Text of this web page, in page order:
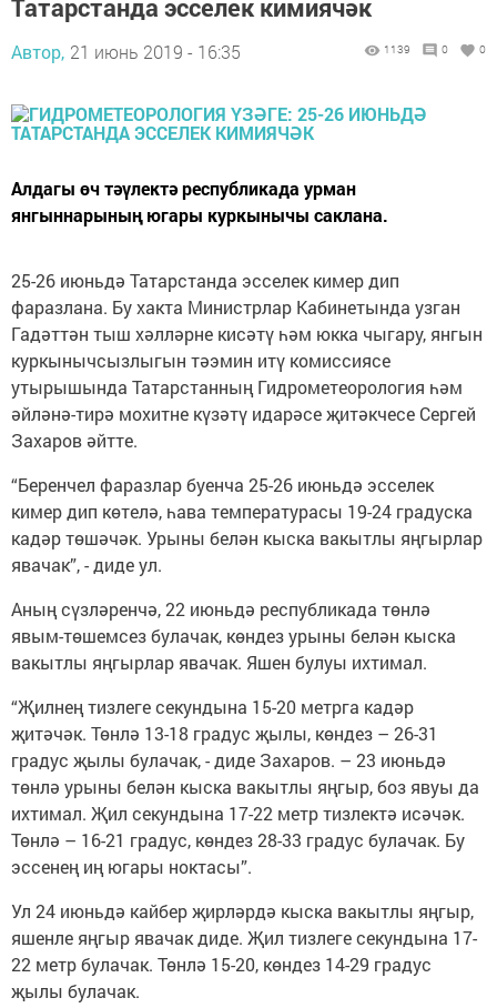
Татарстанда эсселек кимиячәк
Автор, 21 июнь 2019 - 16:35 1139 0 0
Алдагы өч тәүлектә республикада урман
янгыннарының югары куркынычы саклана.
25-26 июньдә Татарстанда эсселек кимер дип
фаразлана. Бу хакта Министрлар Кабинетында узган
Гадәттән тыш хәлләрне кисәтү һәм юкка чыгару, янгын
куркынычсызлыгын тәэмин итү комиссиясе
утырышында Татарстанның Гидрометеорология һәм
әйләнә-тирә мохитне күзәтү идарәсе җитәкчесе Сергей
Захаров әйтте.
“Беренчел фаразлар буенча 25-26 июньдә эсселек
кимер дип көтелә, һава температурасы 19-24 градуска
кадәр төшәчәк. Урыны белән кыска вакытлы яңгырлар
явачак”, - диде ул.
Аның сүзләренчә, 22 июньдә республикада төнлә
явым-төшемсез булачак, көндез урыны белән кыска
вакытлы яңгырлар явачак. Яшен булуы ихтимал.
“Җилнең тизлеге секундына 15-20 метрга кадәр
җитәчәк. Төнлә 13-18 градус җылы, көндез – 26-31
градус җылы булачак, - диде Захаров. – 23 июньдә
төнлә урыны белән кыска вакытлы яңгыр, боз явуы да
ихтимал. Җил секундына 17-22 метр тизлектә исәчәк.
Төнлә – 16-21 градус, көндез 28-33 градус булачак. Бу
эссенең иң югары ноктасы”.
Ул 24 июньдә кайбер җирләрдә кыска вакытлы яңгыр,
яшенле яңгыр явачак диде. Җил тизлеге секундына 17-
22 метр булачак. Төнлә 15-20, көндез 14-29 градус
җылы булачак.